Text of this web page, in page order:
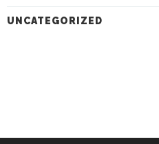
UNCATEGORIZED